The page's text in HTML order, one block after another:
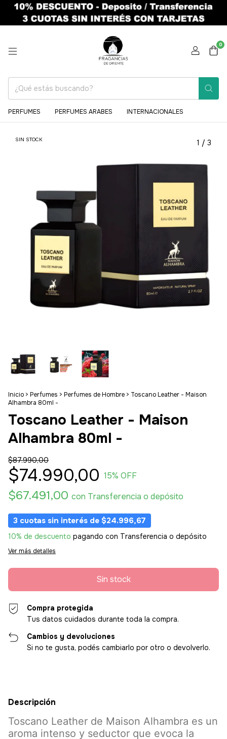
0
PERFUMES PERFUMES ARABES INTERNACIONALES
SIN STOCK 1 / 3
Inicio > Perfumes > Perfumes de Hombre > Toscano Leather - Maison
Alhambra 80ml -
Toscano Leather - Maison
Alhambra 80ml -
$87.990,00
$74.990,00 15% OFF
$67.491,00 con Transferencia o depósito
3 cuotas sin interés de $24.996,67
10% de descuento pagando con Transferencia o depósito
Ver más detalles
Compra protegida
Tus datos cuidados durante toda la compra.
Cambios y devoluciones
Si no te gusta, podés cambiarlo por otro o devolverlo.
Descripción
Toscano Leather de Maison Alhambra es un
aroma intenso y seductor que evoca la